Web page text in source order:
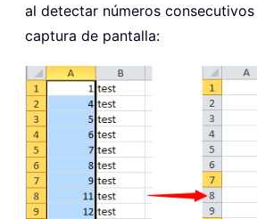
al detectar números
captura de pantalla: